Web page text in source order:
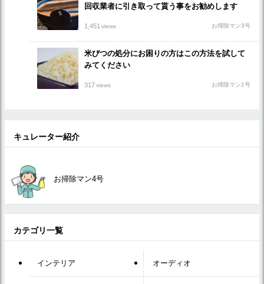
回収業者に引き取って貰う事をお勧めします
1,451 views お掃除マン3号
米びつの処分にお困りの方はこの方法を試して
みてください
317views お掃除マン1号
キュレーター紹介
お掃除マン4号
カテゴリ一覧
インテリア オーディオ